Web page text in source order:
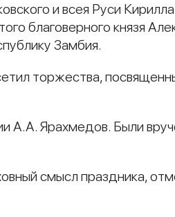
и всея Руси
благоверного князя
Замбия.
торжества,
А.А. Ярахмедов. Были
смысл праздника,